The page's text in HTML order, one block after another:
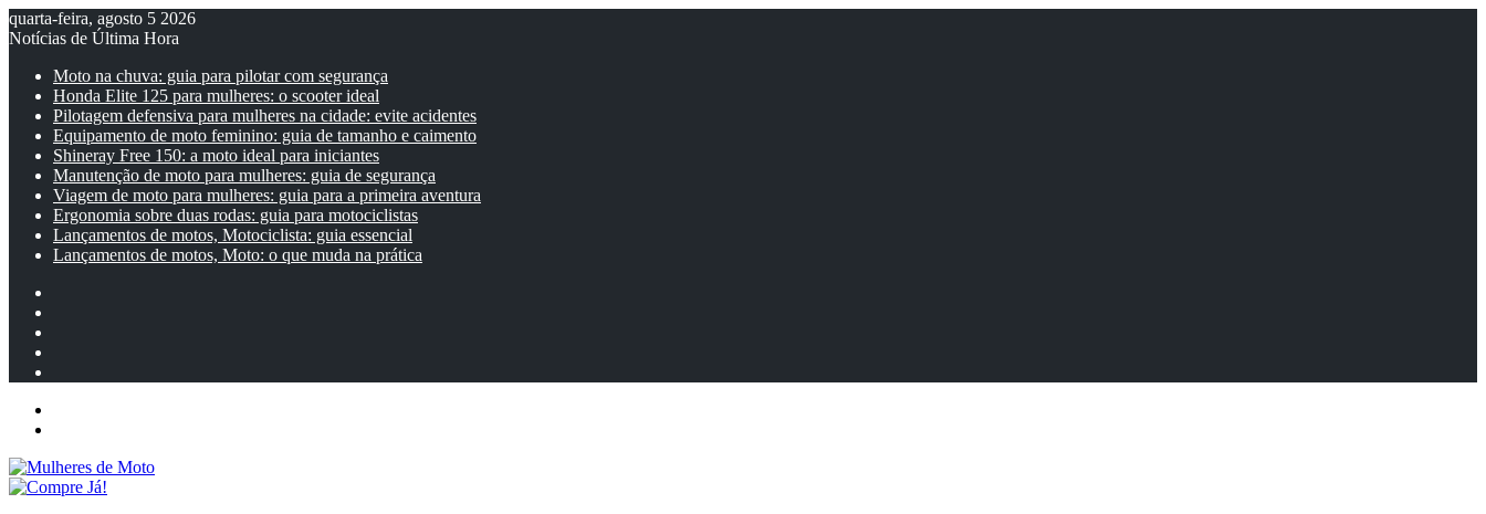
quarta-feira, agosto 5 2026
Notícias de Última Hora
Moto na chuva: guia para pilotar com segurança
Honda Elite 125 para mulheres: o scooter ideal
Pilotagem defensiva para mulheres na cidade: evite acidentes
Equipamento de moto feminino: guia de tamanho e caimento
Shineray Free 150: a moto ideal para iniciantes
Manutenção de moto para mulheres: guia de segurança
Viagem de moto para mulheres: guia para a primeira aventura
Ergonomia sobre duas rodas: guia para motociclistas
Lançamentos de motos, Motociclista: guia essencial
Lançamentos de motos, Moto: o que muda na prática